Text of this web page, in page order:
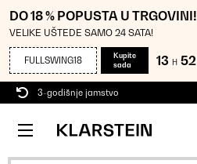
DO 18 % POPUSTA U TRGOVINI!
VELIKE UŠTEDE SAMO 24 SATA!
FULLSWING18
Kupite
sada
13 H 52
3-godišnje jamstvo